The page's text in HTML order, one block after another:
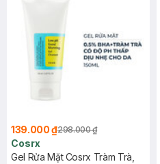
139.000 ₫298.000 ₫
Cosrx
Gel Rửa Mặt Cosrx Tràm Trà,